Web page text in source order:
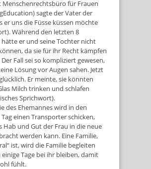
Menschenrechtsbüro für Frauen
sagte der Vater der
er uns die Füsse küssen möchte
Während den letzten 8
er und seine Tochter nicht
da sie für ihr Recht kämpfen
Fall sei so kompliziert gewesen,
Lösung vor Augen sahen. Jetzt
Er meinte, sie könnten
Milch trinken und schlafen
Sprichwort).
des Ehemannes wird in den
einen Transporter schicken,
Hab und Gut der Frau in die neue
werden kann. Eine Familie,
ist, wird die Familie begleiten
Tage bei ihr bleiben, damit
fühlt.